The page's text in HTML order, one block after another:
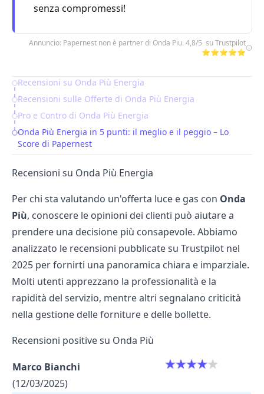
senza compromessi!
Annuncio: Papernest non è partner di Onda Piu. 4,8/5 su Trustpilot
⭐⭐⭐⭐⭐
Table of Contents
Recensioni su Onda Più Energia
Recensioni sulle Offerte di Onda Più Energia
Pro e Contro di Onda Più Energia
Onda Più Energia in 5 punti: il meglio e il peggio – Lo
Score di Papernest
Recensioni su Onda Più Energia
Per chi sta valutando un'offerta luce e gas con Onda
Più, conoscere le opinioni dei clienti può aiutare a
prendere una decisione più consapevole. Abbiamo
analizzato le recensioni pubblicate su Trustpilot nel
2025 per fornirti una panoramica chiara e imparziale.
Molti utenti apprezzano la professionalità e la
rapidità del servizio, mentre altri segnalano criticità
nella gestione delle forniture e delle bollette.
Recensioni positive su Onda Più
Marco Bianchi
(12/03/2025)